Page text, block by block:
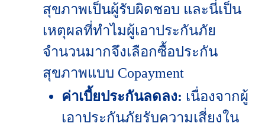
สุขภาพเป็นผู้รับผิดชอบ และนี่เป็น
เหตุผลที่ทำไมผู้เอาประกันภัย
จำนวนมากจึงเลือกซื้อประกัน
สุขภาพแบบ Copayment
ค่าเบี้ยประกันลดลง: เนื่องจากผู้
เอาประกันภัยรับความเสี่ยงใน